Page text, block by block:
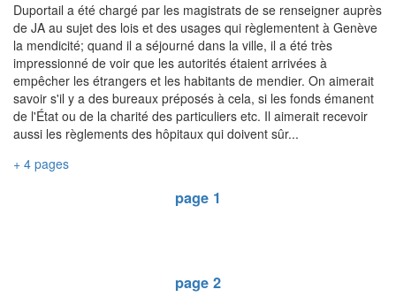
Duportail a été chargé par les magistrats de se renseigner auprès
de JA au sujet des lois et des usages qui règlementent à Genève
la mendicité; quand il a séjourné dans la ville, il a été très
impressionné de voir que les autorités étaient arrivées à
empêcher les étrangers et les habitants de mendier. On aimerait
savoir s'il y a des bureaux préposés à cela, si les fonds émanent
de l'État ou de la charité des particuliers etc. Il aimerait recevoir
aussi les règlements des hôpitaux qui doivent sûr...
+ 4 pages
page 1
page 2